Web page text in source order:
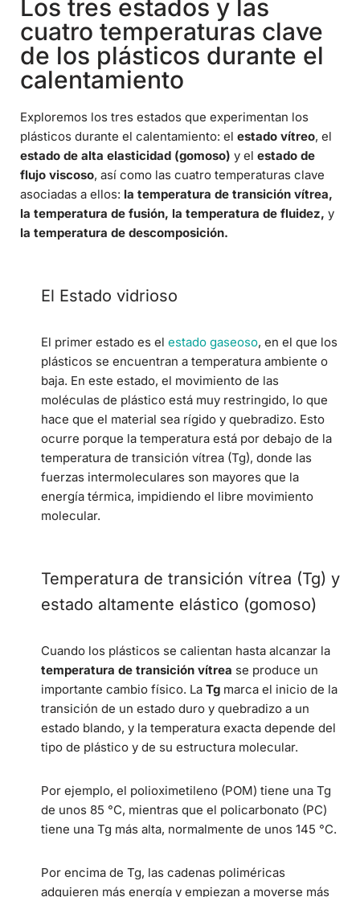
Los tres estados y las
cuatro temperaturas clave
de los plásticos durante el
calentamiento
Exploremos los tres estados que experimentan los
plásticos durante el calentamiento: el estado vítreo, el
estado de alta elasticidad (gomoso) y el estado de
flujo viscoso, así como las cuatro temperaturas clave
asociadas a ellos: la temperatura de transición vítrea,
la temperatura de fusión, la temperatura de fluidez, y
la temperatura de descomposición.
El Estado vidrioso
El primer estado es el estado gaseoso, en el que los
plásticos se encuentran a temperatura ambiente o
baja. En este estado, el movimiento de las
moléculas de plástico está muy restringido, lo que
hace que el material sea rígido y quebradizo. Esto
ocurre porque la temperatura está por debajo de la
temperatura de transición vítrea (Tg), donde las
fuerzas intermoleculares son mayores que la
energía térmica, impidiendo el libre movimiento
molecular.
Temperatura de transición vítrea (Tg) y
estado altamente elástico (gomoso)
Cuando los plásticos se calientan hasta alcanzar la
temperatura de transición vítrea se produce un
importante cambio físico. La Tg marca el inicio de la
transición de un estado duro y quebradizo a un
estado blando, y la temperatura exacta depende del
tipo de plástico y de su estructura molecular.
Por ejemplo, el polioximetileno (POM) tiene una Tg
de unos 85 °C, mientras que el policarbonato (PC)
tiene una Tg más alta, normalmente de unos 145 °C.
Por encima de Tg, las cadenas poliméricas
adquieren más energía y empiezan a moverse más